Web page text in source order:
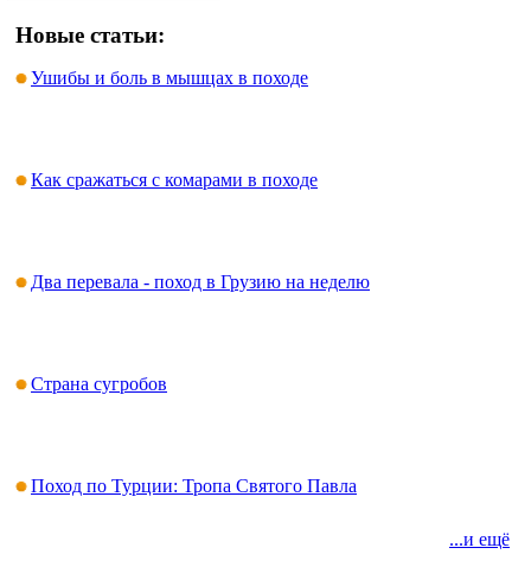
Новые статьи:
Ушибы и боль в мышцах в походе
Как сражаться с комарами в походе
Два перевала - поход в Грузию на неделю
Страна сугробов
Поход по Турции: Тропа Святого Павла
...и ещё